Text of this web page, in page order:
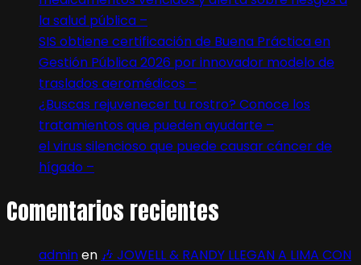
la salud pública –
SIS obtiene certificación de Buena Práctica en
Gestión Pública 2026 por innovador modelo de
traslados aeromédicos –
¿Buscas rejuvenecer tu rostro? Conoce los
tratamientos que pueden ayudarte –
el virus silencioso que puede causar cáncer de
hígado –
Comentarios recientes
adminen 🎶 JOWELL & RANDY LLEGAN A LIMA CON